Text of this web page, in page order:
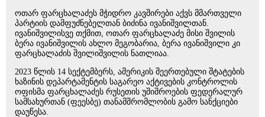
ოთარ ფარცხალაძეს მჭიდრო კავშირები აქვს მმართველი
პარტიის დამფუძნებელთან ბიძინა ივანიშვილთან.
ივანიშვილისვე თქმით, ოთარ ფარცხალაძე მისი შვილის
ბერა ივანიშვილის ახლო მეგობარია, ბერა ივანიშვილი კი
ფარცხალაძის შვილიშვილის ნათლიაა.
2023 წლის 14 სექტემბერს, ამერიკის შეერთებული შტატების
ხაზინის დეპარტამენტის საგარეო აქტივების კონტროლის
ოფისმა ფარცხალაძეს რუსეთის უშიშროების ფედერალურ
სამსახურთან (ფეესბე) თანამშრომლობის გამო სანქციები
დაუწესა.